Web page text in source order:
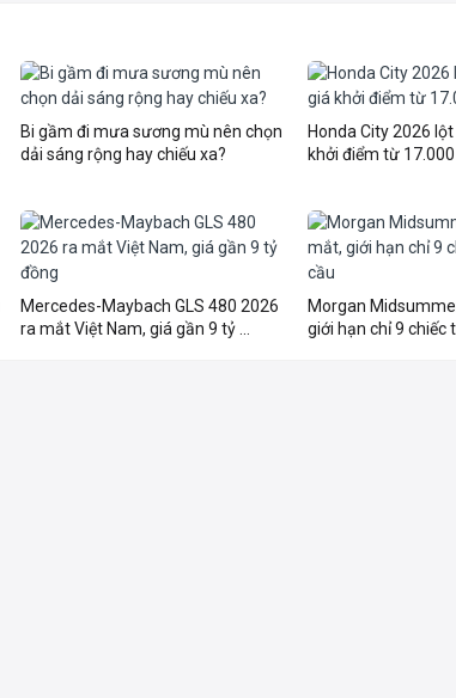
Bi gầm đi mưa sương mù nên chọn
dải sáng rộng hay chiếu xa?
Honda City 2026
khởi điểm từ 17.000
Mercedes-Maybach GLS 480 2026
ra mắt Việt Nam, giá gần 9 tỷ ...
Morgan
giới hạn chỉ 9 chiếc